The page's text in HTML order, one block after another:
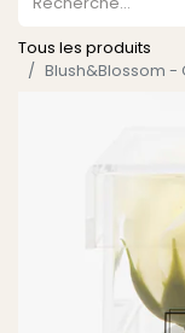
Tous les produits
Blush&Blossom -